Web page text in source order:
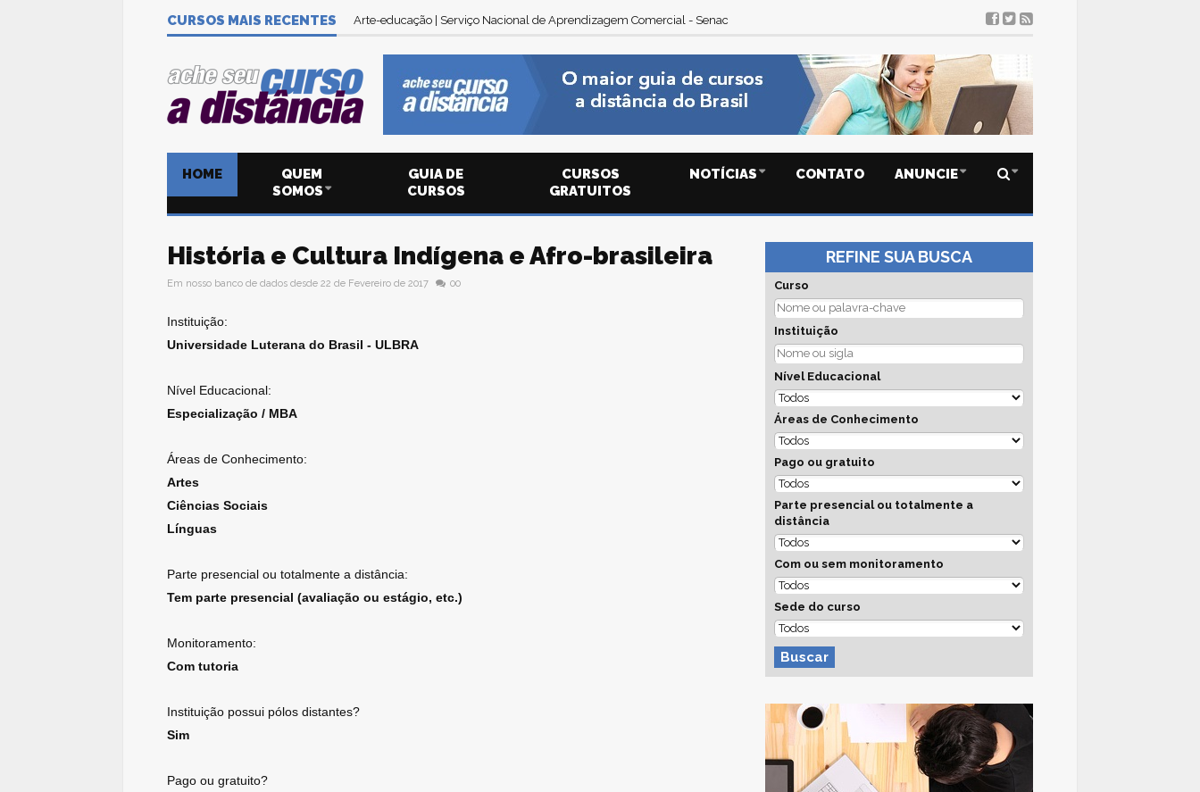
CURSOS MAIS RECENTES Arte-educação | Serviço Nacional de Aprendizagem Comercial - Senac
HOME
QUEM
SOMOS
GUIA DE
CURSOS
CURSOS
GRATUITOS
NOTÍCIAS CONTATO ANUNCIE
História e Cultura Indígena e Afro-brasileira
Em nosso banco de dados desde 22 de Fevereiro de 2017 00
Instituição:
Universidade Luterana do Brasil - ULBRA
Nível Educacional:
Especialização / MBA
Áreas de Conhecimento:
Artes
Ciências Sociais
Línguas
Parte presencial ou totalmente a distância:
Tem parte presencial (avaliação ou estágio, etc.)
Monitoramento:
Com tutoria
Instituição possui pólos distantes?
Sim
Pago ou gratuito?
REFINE SUA BUSCA
Curso
Instituição
Nível Educacional
Áreas de Conhecimento
Pago ou gratuito
Parte presencial ou totalmente a
distância
Com ou sem monitoramento
Sede do curso
Buscar